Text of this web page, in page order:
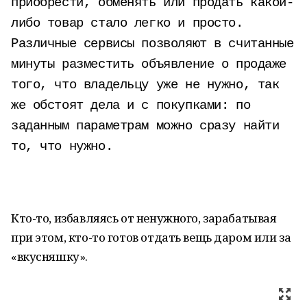
либо товар стало легко и просто.
Различные сервисы позволяют в считанные
минуты разместить объявление о продаже
того, что владельцу уже не нужно, так
же обстоят дела и с покупками: по
заданным параметрам можно сразу найти
то, что нужно.
Кто-то, избавляясь от ненужного, зарабатывая
при этом, кто-то готов отдать вещь даром или за
«вкусняшку».